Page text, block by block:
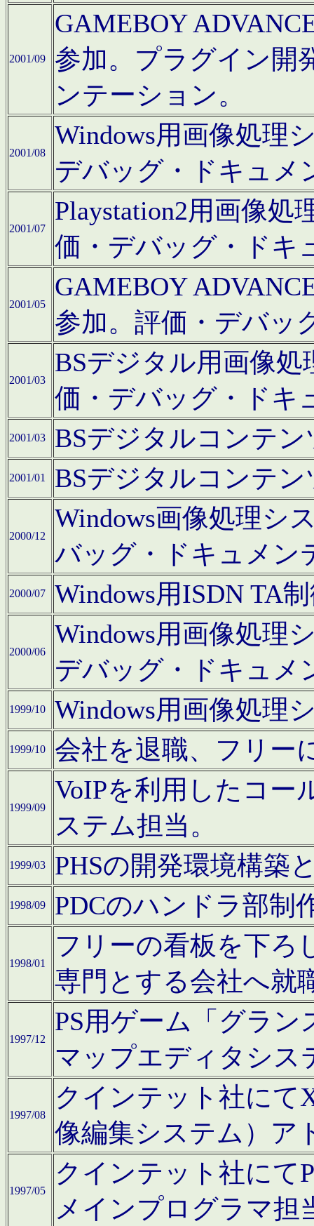
2001/09
GAMEBOY
参加。プラグイン開
ンテーション。
2001/08
Windows用画像処理
デバッグ・ドキュメ
2001/07
Playstation2用画像
価・デバッグ・ドキ
2001/05
GAMEBOY
参加。評価・デバッ
2001/03
BSデジタル用画像
価・デバッグ・ドキ
2001/03 BSデジタルコンテ
2001/01 BSデジタルコンテ
2000/12
Windows画像処理シ
バッグ・ドキュメン
2000/07 Windows用ISDN TA
2000/06
Windows用画像処理
デバッグ・ドキュメ
1999/10 Windows用画像処理
1999/10 会社を退職、フリー
1999/09
VoIPを利用したコー
ステム担当。
1999/03 PHSの開発環境構築
1998/09 PDCのハンドラ部制
1998/01
フリーの看板を下ろ
専門とする会社へ就
1997/12
PS用ゲーム「グラン
マップエディタシス
1997/08
クインテット社にて
像編集システム）ア
1997/05
クインテット社にて
メインプログラマ担